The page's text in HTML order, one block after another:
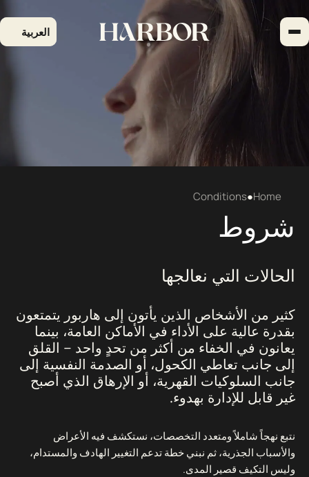
إلى
المحتوى
العربية
Home
●
Conditions
شروط
الحالات التي نعالجها
كثير من الأشخاص الذين يأتون إلى هاربور يتمتعون
بقدرة عالية على الأداء في الأماكن العامة، بينما
يعانون في الخفاء من أكثر من تحدٍ واحد – القلق
إلى جانب تعاطي الكحول، أو الصدمة النفسية إلى
جانب السلوكيات القهرية، أو الإرهاق الذي أصبح
غير قابل للإدارة بهدوء.
نتبع نهجاً شاملاً ومتعدد التخصصات، نستكشف فيه الأعراض
والأسباب الجذرية، ثم نبني خطة تدعم التغيير الهادف والمستدام،
وليس التكيف قصير المدى.